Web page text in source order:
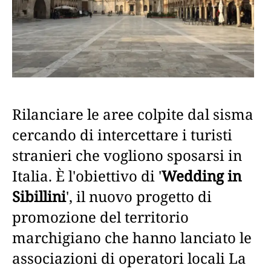
Rilanciare le aree colpite dal sisma
cercando di intercettare i turisti
stranieri che vogliono sposarsi in
Italia. È l'obiettivo di 'Wedding in
Sibillini', il nuovo progetto di
promozione del territorio
marchigiano che hanno lanciato le
associazioni di operatori locali La